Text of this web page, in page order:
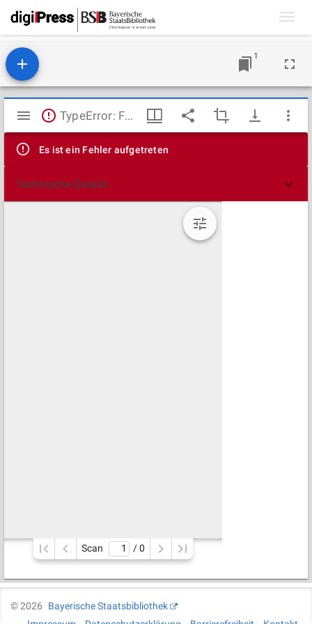
1
Mirador
Viewer
TypeError: Failed to fetch
Es ist ein Fehler aufgetreten
Technische Details
Scan / 0
©2026
Bayerische Staatsbibliothek